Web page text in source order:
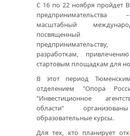
С 16 по 22 ноября пройдет
масштабный
посвященный
предпринимательству,
разработкам,
стартовым площадкам для
В этот период
отделением "Опора
"Инвестиционное
области"
образовательные курсы.
Для тех, кто планирует